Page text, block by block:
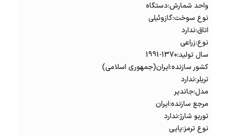
واحد شمارش:دستگاه
نوع سوخت:گازوئیلی
اتاق:ندارد
نوع:زراعی
سال تولید:1370-1991
کشور سازنده:ایران(جمهوری اسلامی)
تریلر:ندارد
مدل:جاندیر
مرجع سازنده:ایران
توربو شارژ:ندارد
نوع ترمز:پایی